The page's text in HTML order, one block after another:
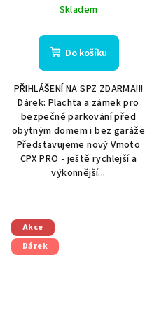
Skladem
Do košíku
PŘIHLÁŠENÍ NA SPZ ZDARMA!!!
Dárek: Plachta a zámek pro
bezpečné parkování před
obytným domem i bez garáže
Představujeme nový Vmoto
CPX PRO - ještě rychlejší a
výkonnější...
Akce
Dárek